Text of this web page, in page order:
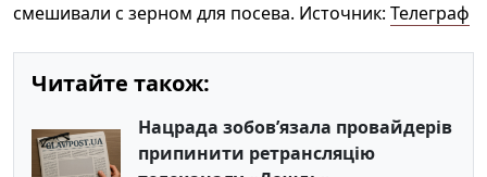
смешивали с зерном для посева. Источник: Телеграф
Читайте також:
Нацрада зобов’язала провайдерів
припинити ретрансляцію